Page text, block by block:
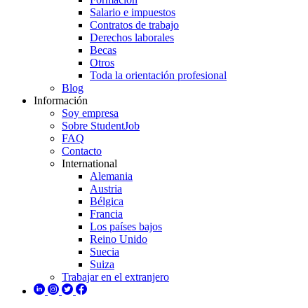
Salario e impuestos
Contratos de trabajo
Derechos laborales
Becas
Otros
Toda la orientación profesional
Blog
Información
Soy empresa
Sobre StudentJob
FAQ
Contacto
International
Alemania
Austria
Bélgica
Francia
Los países bajos
Reino Unido
Suecia
Suiza
Trabajar en el extranjero